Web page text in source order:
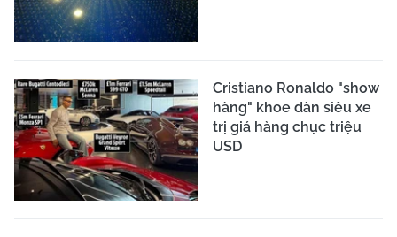
Cristiano Ronaldo "show
hàng" khoe dàn siêu xe
trị giá hàng chục triệu
USD